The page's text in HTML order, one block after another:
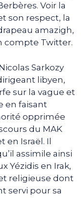
Voir la
son respect, la
amazigh,
compte Twitter.
Sarkozy
libyen,
sur la vague et
en faisant
opprimée
du MAK
en Israël. Il
assimile ainsi
Yézidis en Irak,
religieuse dont
servi pour sa